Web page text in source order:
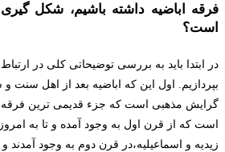
فرقه اباضیه داشته باشیم، شکل
است؟
در ابتدا باید به بررسی توضیحاتی کلی در
بپردازیم. اول این که اباضیه بعد از اهل سنت
گرایش مذهبی است که جزء قدیمی ترین فرقه
است که از قرن اول به وجود آمده و تا به
زیدیه و اسماعیلیه،در قرن دوم به وجود